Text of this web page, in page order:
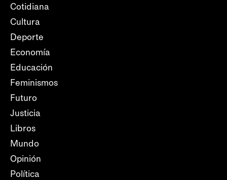
Cotidiana
Cultura
Deporte
Economía
Educación
Feminismos
Futuro
Justicia
Libros
Mundo
Opinión
Política